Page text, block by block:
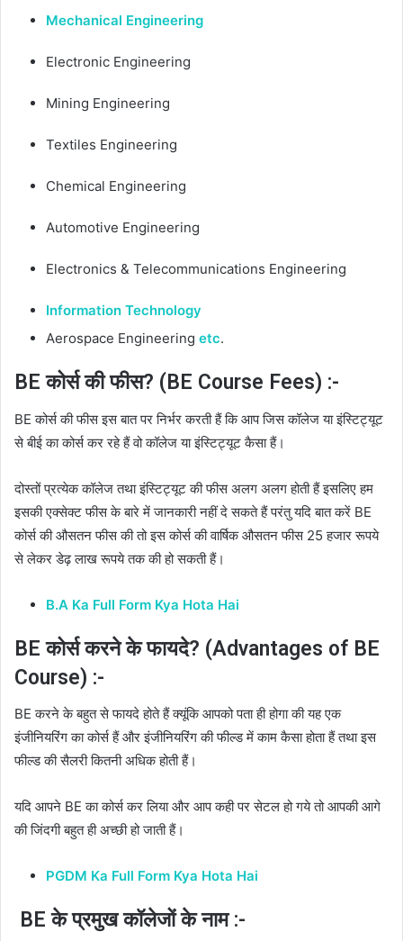
Mechanical Engineering
Electronic Engineering
Mining Engineering
Textiles Engineering
Chemical Engineering
Automotive Engineering
Electronics & Telecommunications Engineering
Information Technology
Aerospace Engineering etc.
BE कोर्स की फीस? (BE Course Fees) :-
BE कोर्स की फीस इस बात पर निर्भर करती हैं कि आप जिस कॉलेज या इंस्टिट्यूट
से बीई का कोर्स कर रहे हैं वो कॉलेज या इंस्टिट्यूट कैसा हैं।
दोस्तों प्रत्येक कॉलेज तथा इंस्टिट्यूट की फीस अलग अलग होती हैं इसलिए हम
इसकी एक्सेक्ट फीस के बारे में जानकारी नहीं दे सकते हैं परंतु यदि बात करें BE
कोर्स की औसतन फीस की तो इस कोर्स की वार्षिक औसतन फीस 25 हजार रूपये
से लेकर डेढ़ लाख रूपये तक की हो सकती हैं।
B.A Ka Full Form Kya Hota Hai
BE कोर्स करने के फायदे? (Advantages of BE
Course) :-
BE करने के बहुत से फायदे होते हैं क्यूंकि आपको पता ही होगा की यह एक
इंजीनियरिंग का कोर्स हैं और इंजीनियरिंग की फील्ड में काम कैसा होता हैं तथा इस
फील्ड की सैलरी कितनी अधिक होती हैं।
यदि आपने BE का कोर्स कर लिया और आप कही पर सेटल हो गये तो आपकी आगे
की जिंदगी बहुत ही अच्छी हो जाती हैं।
PGDM Ka Full Form Kya Hota Hai
BE के प्रमुख कॉलेजों के नाम :-